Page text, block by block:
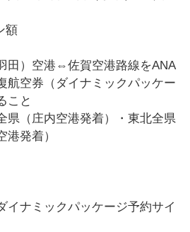
額
）空港⇔佐賀空港路線をANA
航空券（ダイナミックパッケー
こと
（庄内空港発着）・東北全県
港発着）
ナミックパッケージ予約サイ